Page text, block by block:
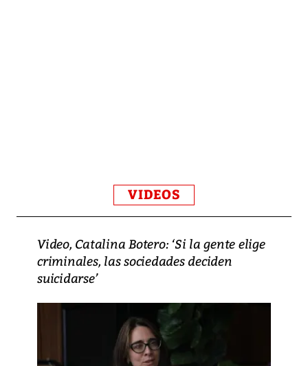
VIDEOS
Video, Catalina Botero: ‘Si la gente elige
criminales, las sociedades deciden
suicidarse’